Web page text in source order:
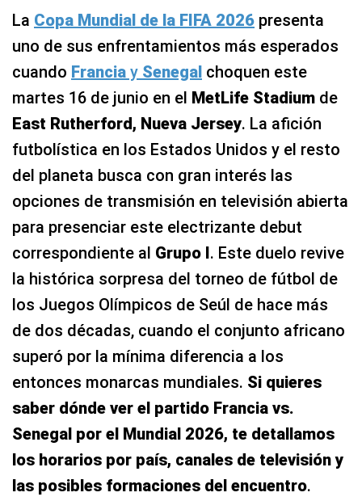
La Copa Mundial de la FIFA 2026 presenta
uno de sus enfrentamientos más esperados
cuando Francia y Senegal choquen este
martes 16 de junio en el MetLife Stadium de
East Rutherford, Nueva Jersey. La afición
futbolística en los Estados Unidos y el resto
del planeta busca con gran interés las
opciones de transmisión en televisión abierta
para presenciar este electrizante debut
correspondiente al Grupo I. Este duelo revive
la histórica sorpresa del torneo de fútbol de
los Juegos Olímpicos de Seúl de hace más
de dos décadas, cuando el conjunto africano
superó por la mínima diferencia a los
entonces monarcas mundiales. Si quieres
saber dónde ver el partido Francia vs.
Senegal por el Mundial 2026, te detallamos
los horarios por país, canales de televisión y
las posibles formaciones del encuentro.